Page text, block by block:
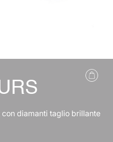
diamanti taglio brillante